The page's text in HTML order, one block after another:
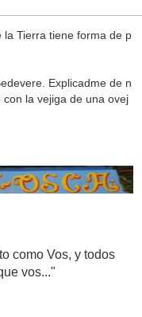
Tierra tiene forma de p
Explicadme de n
la vejiga de una ovej
como Vos, y todos
vos..."